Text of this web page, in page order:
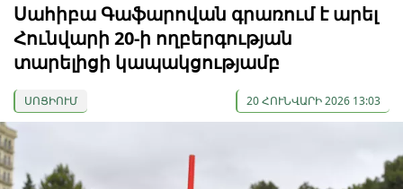
Սահիբա Գաֆարովան գրառում է արել
Հունվարի 20-ի ողբերգության
տարելիցի կապակցությամբ
ՍՈՑԻՈՒՄ 20 ՀՈՒՆՎԱՐԻ 2026 13:03